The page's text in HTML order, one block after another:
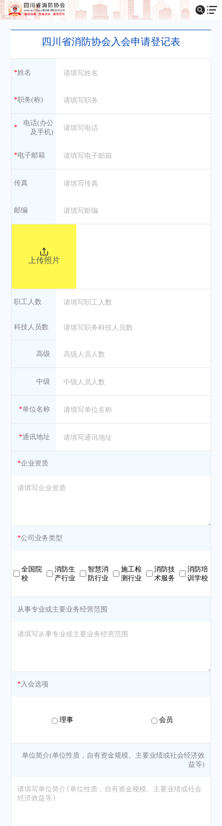
四川省消防协会入会申请登记表
*姓名
*职务(称)
*
电话(办公
及手机)
*电子邮箱
传真
邮编
上传照片
职工人数
科技人员数
高级
中级
*单位名称
*通讯地址
*企业资质
*公司业务类型
全国院
校
消防生
产行业
智慧消
防行业
施工检
测行业
消防技
术服务
消防培
训学校
从事专业或主要业务经营范围
*入会选项
理事 会员
单位简介(单位性质，自有资金规模、主要业绩或社会经济效
益等)